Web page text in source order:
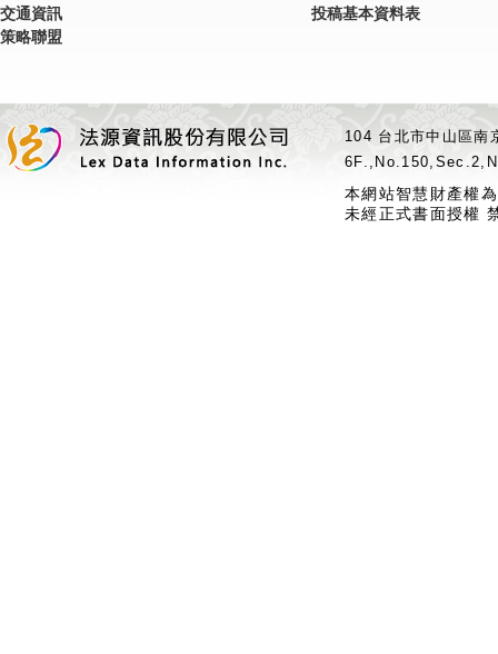
交通資訊
策略聯盟
投稿基本資料表
104 台北市中山區
本網站智慧財產權
未經正式書面授權